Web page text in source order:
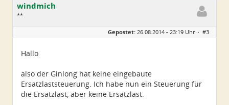
windmich
**
Geschlecht:
keine Angabe
Dabei seit:
11 / 2008
Gepostet: 26.08.2014 - 23:19 Uhr · #3
Hallo
also der Ginlong hat keine eingebaute
Ersatzlaststeuerung. Ich habe nun ein Steuerung für
die Ersatzlast, aber keine Ersatzlast.